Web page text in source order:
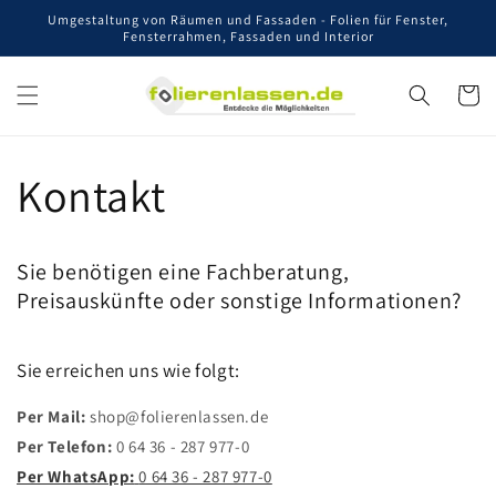
zum
Umgestaltung von Räumen und Fassaden - Folien für Fenster,
Fensterrahmen, Fassaden und Interior
Kontakt
Sie benötigen eine Fachberatung,
Preisauskünfte oder sonstige Informationen?
Sie erreichen uns wie folgt:
Per Mail: shop@folierenlassen.de
Per Telefon: 0 64 36 - 287 977-0
Per WhatsApp: 0 64 36 - 287 977-0